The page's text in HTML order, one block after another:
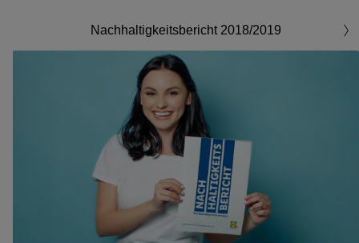
Nachhaltigkeitsbericht 2018/2019